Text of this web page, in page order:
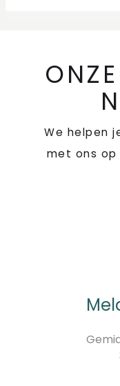
We helpen
met ons op